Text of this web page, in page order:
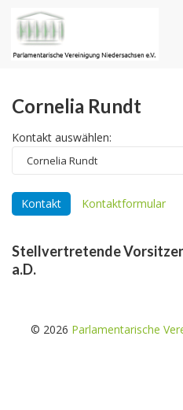
Cornelia Rundt
Kontakt auswählen:
Kontakt Kontaktformular
Stellvertretende
a.D.
© 2026 Parlamentarische